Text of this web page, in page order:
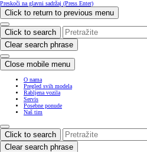
Preskoči na glavni sadržaj (Press Enter)
Click to return to previous menu
Click to search
Clear search phrase
Close mobile menu
O nama
Pregled svih modela
Rabljena vozila
Servis
Posebne ponude
Naš tim
Click to search
Clear search phrase